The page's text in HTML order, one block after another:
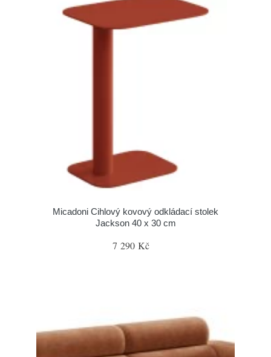
Micadoni Cihlový kovový odkládací stolek
Jackson 40 x 30 cm
7 290 Kč